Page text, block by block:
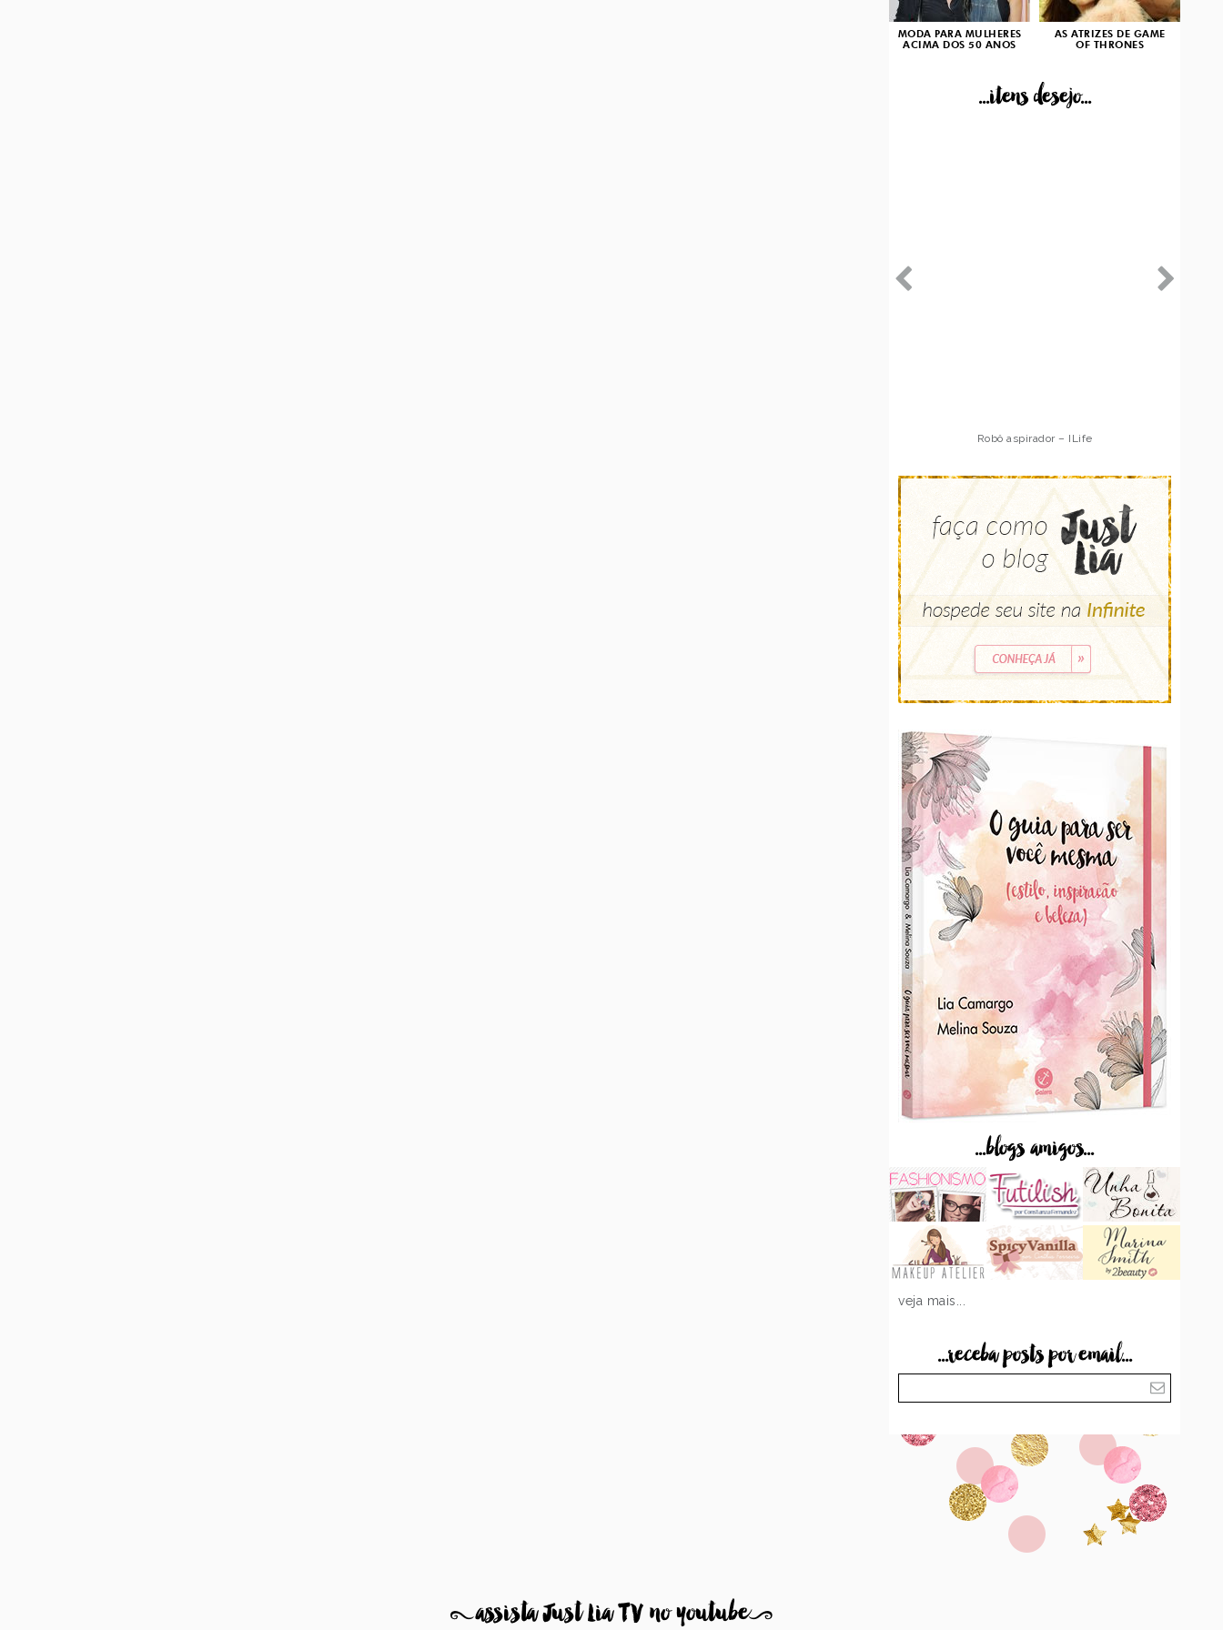
MODA PARA MULHERES
ACIMA DOS 50 ANOS
AS ATRIZES DE GAME
OF THRONES
...itens desejo...
Robô aspirador – ILife
...blogs amigos...
veja mais...
...receba posts por email...
8assista Just Lia TV no youtube9